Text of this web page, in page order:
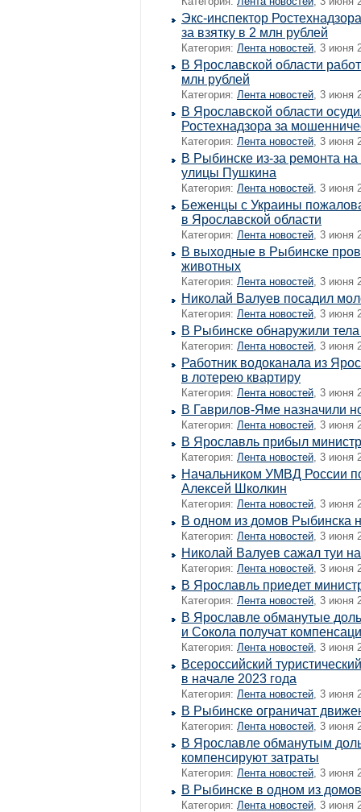
Экс-инспектор
за взятку в 2 млн рублей
Категория: Лента новостей, 3 июня
В Ярославской области
млн рублей
Категория: Лента новостей, 3 июня
В Ярославской области
Ростехнадзора за
Категория: Лента новостей, 3 июня
В Рыбинске из-за ремонта на
улицы Пушкина
Категория: Лента новостей, 3 июня
Беженцы с Украины
в Ярославской области
Категория: Лента новостей, 3 июня
В выходные в Рыбинске
животных
Категория: Лента новостей, 3 июня
Николай Валуев посадил
Категория: Лента новостей, 3 июня
В Рыбинске обнаружили
Категория: Лента новостей, 3 июня
Работник водоканала из
в лотерею квартиру
Категория: Лента новостей, 3 июня
В Гаврилов-Яме назначили
Категория: Лента новостей, 3 июня
В Ярославль прибыл
Категория: Лента новостей, 3 июня
Начальником УМВД России
Алексей Школкин
Категория: Лента новостей, 3 июня
В одном из домов Рыбинска
Категория: Лента новостей, 3 июня
Николай Валуев сажал туи
Категория: Лента новостей, 3 июня
В Ярославль приедет
Категория: Лента новостей, 3 июня
В Ярославле обманутые
и Сокола получат
Категория: Лента новостей, 3 июня
Всероссийский
в начале 2023 года
Категория: Лента новостей, 3 июня
В Рыбинске ограничат
Категория: Лента новостей, 3 июня
В Ярославле обманутым
компенсируют затраты
Категория: Лента новостей, 3 июня
В Рыбинске в одном из
Категория: Лента новостей, 3 июня